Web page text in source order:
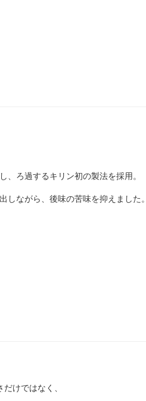
、ろ過するキリン初の製法を採用。
しながら、後味の苦味を抑えました。
けではなく、